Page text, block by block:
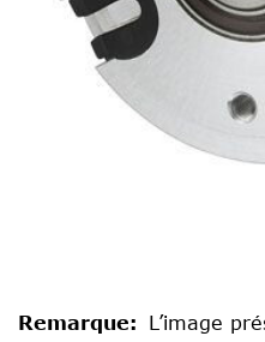
Remarque: L’image